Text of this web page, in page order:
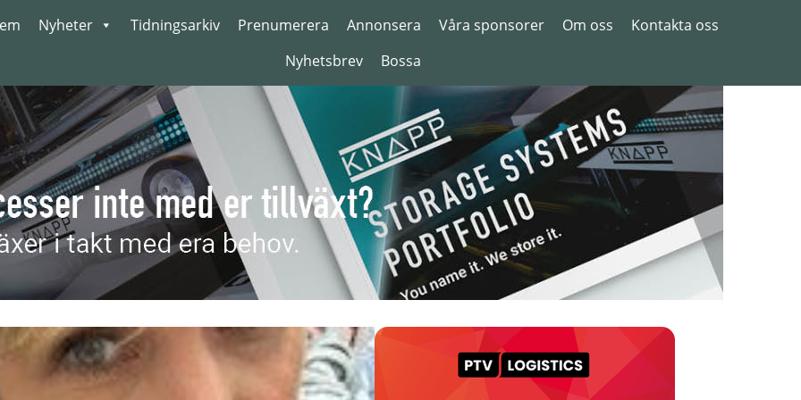
Nyheter Tidningsarkiv Prenumerera Annonsera Våra sponsorer Om oss
Kontakta oss
Nyhetsbrev
Bossa